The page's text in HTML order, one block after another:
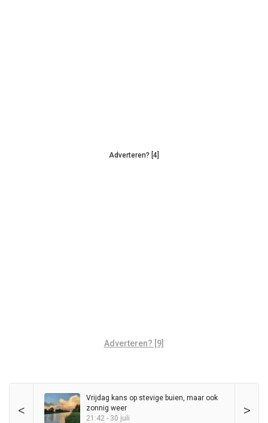
Adverteren? [4]
Adverteren? [9]
< >
Vrijdag kans op stevige buien, maar ook
zonnig weer
21:42 - 30 juli